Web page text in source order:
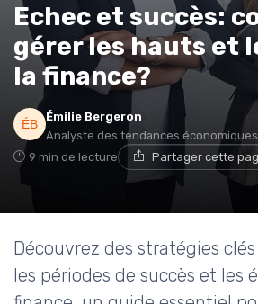
Echec et succès:
gérer les hauts et
la finance?
Émilie Bergeron
Analyste des tendances économiques
9 min de lecture Partager cette
Découvrez des stratégies
les périodes de succès et les